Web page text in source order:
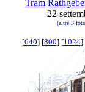
Tram
22
(altre 3
[640] [800] [1024]